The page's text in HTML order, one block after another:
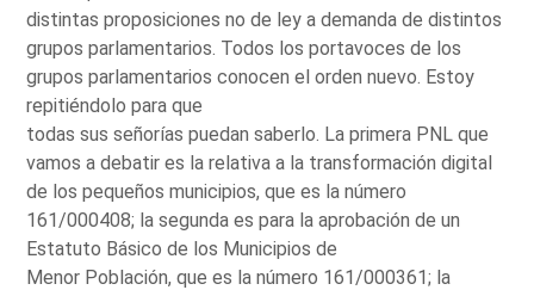
distintas proposiciones no de ley a demanda de distintos
grupos parlamentarios. Todos los portavoces de los
grupos parlamentarios conocen el orden nuevo. Estoy
repitiéndolo para que
todas sus señorías puedan saberlo. La primera PNL que
vamos a debatir es la relativa a la transformación digital
de los pequeños municipios, que es la número
161/000408; la segunda es para la aprobación de un
Estatuto Básico de los Municipios de
Menor Población, que es la número 161/000361; la